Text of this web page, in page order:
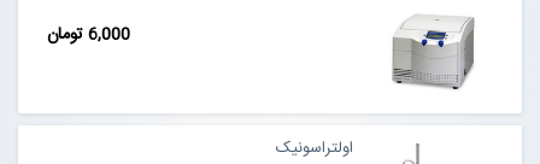
6,000 تومان
اولتراسونیک